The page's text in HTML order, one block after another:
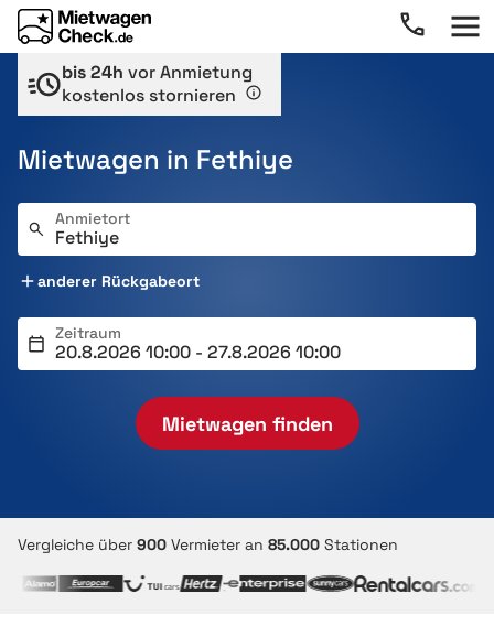
bis 24h vor Anmietung
kostenlos stornieren
Mietwagen in Fethiye
Anmietort
anderer Rückgabeort
Zeitraum
Mietwagen finden
Vergleiche über 900 Vermieter an 85.000 Stationen